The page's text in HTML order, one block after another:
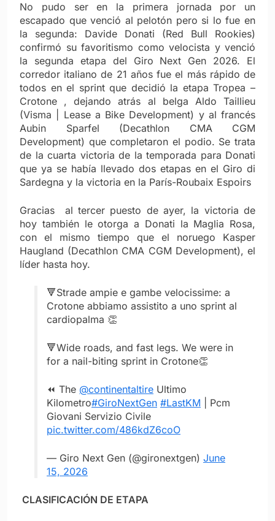
No pudo ser en la primera jornada por un
escapado que venció al pelotón pero si lo fue en
la segunda: Davide Donati (Red Bull Rookies)
confirmó su favoritismo como velocista y venció
la segunda etapa del Giro Next Gen 2026. El
corredor italiano de 21 años fue el más rápido de
todos en el sprint que decidió la etapa Tropea –
Crotone , dejando atrás al belga Aldo Taillieu
(Visma | Lease a Bike Development) y al francés
Aubin Sparfel (Decathlon CMA CGM
Development) que completaron el podio. Se trata
de la cuarta victoria de la temporada para Donati
que ya se había llevado dos etapas en el Giro di
Sardegna y la victoria en la París-Roubaix Espoirs
Gracias al tercer puesto de ayer, la victoria de
hoy también le otorga a Donati la Maglia Rosa,
con el mismo tiempo que el noruego Kasper
Haugland (Decathlon CMA CGM Development), el
líder hasta hoy.
🔻Strade ampie e gambe velocissime: a
Crotone abbiamo assistito a uno sprint al
cardiopalma 👏
🔻Wide roads, and fast legs. We were in
for a nail-biting sprint in Crotone👏
⏪ The @continentaltire Ultimo
Kilometro#GiroNextGen #LastKM | Pcm
Giovani Servizio Civile
pic.twitter.com/486kdZ6coO
— Giro Next Gen (@gironextgen) June
15, 2026
CLASIFICACIÓN DE ETAPA